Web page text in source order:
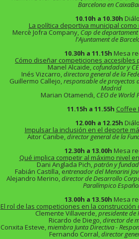
Barcelona en
10.10h a 10.30h
La política deportiva municipal
Mercè Jofra Company, Cap de
l'Ajuntament de
10.30h a 11.15h Mesa
Cómo diseñar competiciones
Manel Alcaide, cofundador y
Inés Vizcarro, directora general de la
Guillermo Callejo, responsable de proyectos
Madrid
Marian Otamendi, CEO de World
11.15h a 11.55h Coffee
12.00h a 12.25h
Impulsar la inclusión en el deporte
Aitor Canibe, director general de la
12.30h a 13.00h Mesa
Qué implica competir al máximo nivel
Dani Anglada Pich, patrón y
Fabián Castilla, entrenador del Menarini
Alejandro Merino, director de Desarrollo
Paralímpico
13.00h a 13.50h Mesa
El rol de las competiciones en la
Clemente Villaverde, presidente de
Ricardo de Diego, director de
Conxita Esteve, miembra Junta Directiva -
Fernando Corral, director